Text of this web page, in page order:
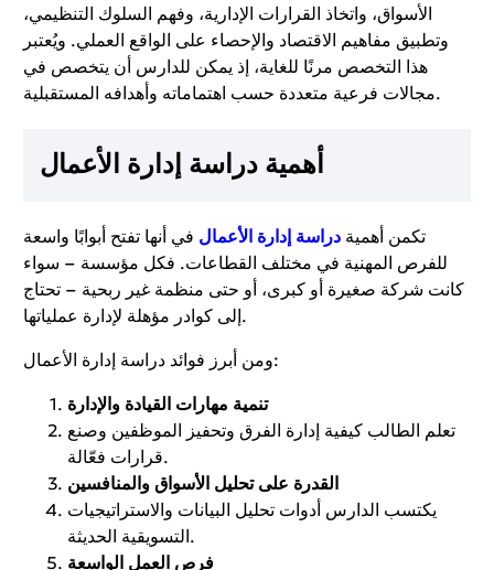
الأسواق، واتخاذ القرارات الإدارية، وفهم السلوك التنظيمي،
وتطبيق مفاهيم الاقتصاد والإحصاء على الواقع العملي. ويُعتبر
هذا التخصص مرنًا للغاية، إذ يمكن للدارس أن يتخصص في
مجالات فرعية متعددة حسب اهتماماته وأهدافه المستقبلية.
أهمية دراسة إدارة الأعمال
تكمن أهمية دراسة إدارة الأعمال في أنها تفتح أبوابًا واسعة
للفرص المهنية في مختلف القطاعات. فكل مؤسسة – سواء
كانت شركة صغيرة أو كبرى، أو حتى منظمة غير ربحية – تحتاج
إلى كوادر مؤهلة لإدارة عملياتها.
ومن أبرز فوائد دراسة إدارة الأعمال:
تنمية مهارات القيادة والإدارة
تعلم الطالب كيفية إدارة الفرق وتحفيز الموظفين وصنع
قرارات فعّالة.
القدرة على تحليل الأسواق والمنافسين
يكتسب الدارس أدوات تحليل البيانات والاستراتيجيات
التسويقية الحديثة.
فرص العمل الواسعة